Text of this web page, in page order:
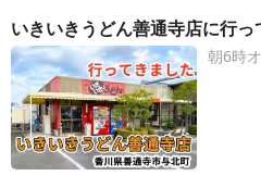
いきいきうどん善通寺店に行
朝6時